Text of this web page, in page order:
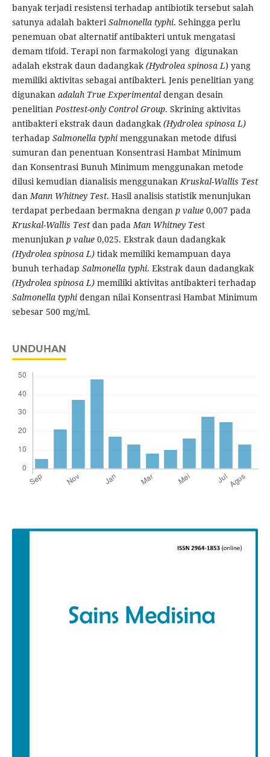
banyak terjadi resistensi terhadap antibiotik tersebut salah
satunya adalah bakteriSalmonella typhi. Sehingga perlu
penemuan obat alternatif antibakteri untuk mengatasi
demam tifoid. Terapi non farmakologi yang digunakan
adalah ekstrak daun dadangkak(Hydrolea spinosa L) yang
memiliki aktivitas sebagai antibakteri. Jenis penelitian yang
digunakan adalah True Experimental dengan desain
penelitianPosttest-only Control Group. Skrining aktivitas
antibakteri ekstrak daun dadangkak(Hydrolea spinosa L)
terhadap Salmonella typhimenggunakan metode difusi
sumuran dan penentuan Konsentrasi Hambat Minimum
dan Konsentrasi Bunuh Minimum menggunakan metode
dilusi kemudian dianalisis menggunakanKruskal-Wallis Test
danMann Whitney Test. Hasil analisis statistik menunjukan
terdapat perbedaan bermakna dengan p value0,007 pada
Kruskal-Wallis Testdan padaMan Whitney Test
menunjukan p value0,025. Ekstrak daun dadangkak
(Hydrolea spinosa L)tidak memiliki kemampuan daya
bunuh terhadap Salmonella typhi. Ekstrak daun dadangkak
(Hydrolea spinosa L)memiliki aktivitas antibakteri terhadap
Salmonella typhidengan nilai Konsentrasi Hambat Minimum
sebesar 500 mg/ml.
UNDUHAN